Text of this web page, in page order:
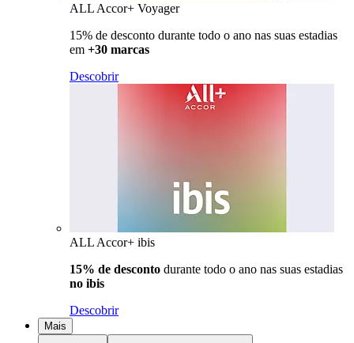
ALL Accor+ Voyager
15% de desconto durante todo o ano nas suas estadias
em +30 marcas
Descobrir
ALL Accor+ ibis
15% de desconto durante todo o ano nas suas estadias
no ibis
Descobrir
Mais